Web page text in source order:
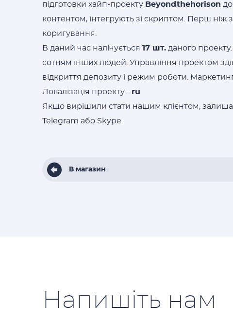
підготовки хайп-проекту Beyondthehorison
контентом, інтегрують зі скриптом. Перш
коригування.
В даний час налічується 17 шт. даного
сотням інших людей. Управління проектом
відкриття депозиту і режим роботи.
Локалізація проекту - ru
Якщо вирішили стати нашим клієнтом,
Telegram або Skype.
В магазин
Напишіть нам